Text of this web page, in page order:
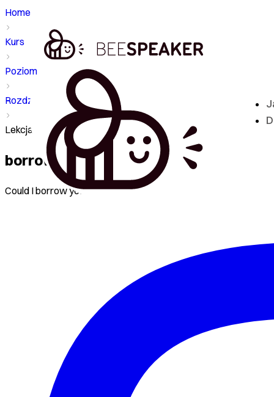
Home
Kurs
Poziom - A2
Rozdział
Lekcja - borrow
borrow
Could I borrow your pen?